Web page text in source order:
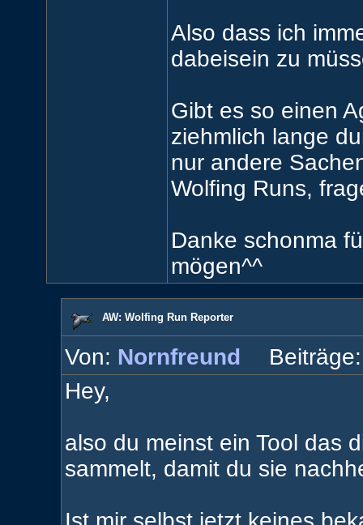
Also dass ich
dabeisein zu
Gibt es so einen
ziehmlich lange
nur andere
Wolfing Runs,
Danke schonma
mögen^^
AW: Wolfing Run Reporter
Von: Nornfreund
Hey,
also du meinst ein Tool das
sammelt, damit du sie